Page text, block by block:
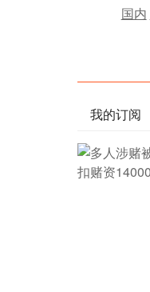
国内
我的订阅